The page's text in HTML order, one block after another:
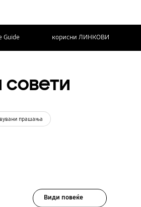
Guide корисни ЛИНКОВИ
совети
прашања
Види повеќе